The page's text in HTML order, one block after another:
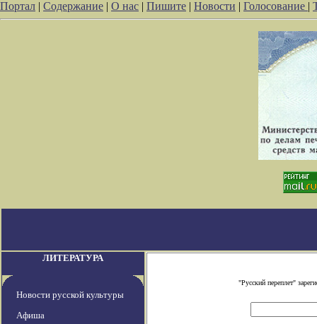
Портал | Содержание | О нас | Пишите | Новости | Голосование |
ЛИТЕРАТУРА
Новости русской культуры
Афиша
"Русский переплет"